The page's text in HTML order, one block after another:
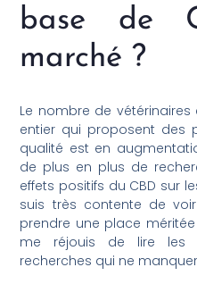
base de
marché ?
Le nombre de
entier qui proposent des
qualité est en
de plus en plus de
effets positifs du CBD sur
suis très contente de
prendre une place
me réjouis de lire les
recherches qui ne